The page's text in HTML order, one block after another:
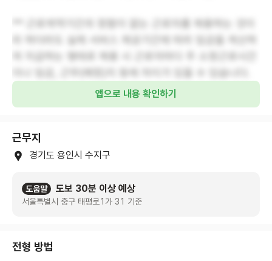
라 하더라도 실제 서비스 제공기간에 따라 임금을 계산하
앱으로 내용 확인하기
근무지
경기도 용인시 수지구
도움말 도보 30분 이상 예상
서울특별시 중구 태평로1가 31 기준
전형 방법